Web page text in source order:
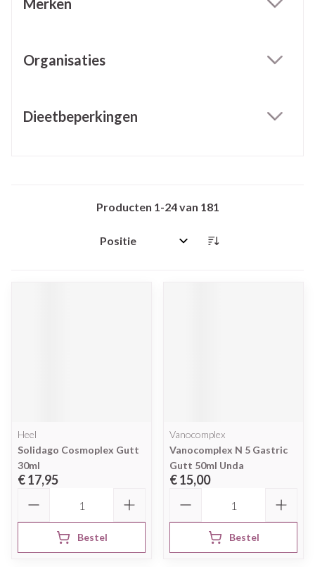
Merken
Organisaties
Dieetbeperkingen
Producten 1-24van 181
Sorteer op:
Heel
Solidago Cosmoplex Gutt
30ml
€ 17,95
Bestel
Vanocomplex
Vanocomplex N 5 Gastric
Gutt 50ml Unda
€ 15,00
Bestel